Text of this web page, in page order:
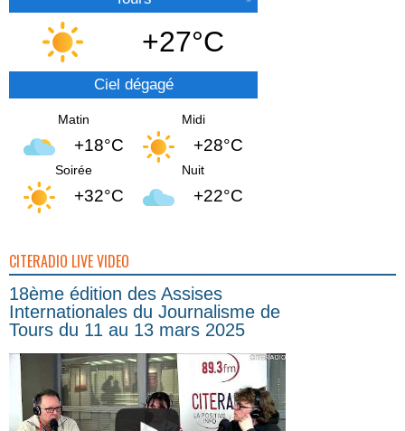
+27°C
Ciel dégagé
Matin
+18°C
Midi
+28°C
Soirée
+32°C
Nuit
+22°C
CITERADIO LIVE VIDEO
18ème édition des Assises
Internationales du Journalisme de
Tours du 11 au 13 mars 2025